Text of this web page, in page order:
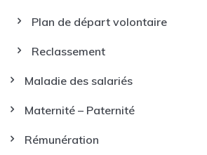
Plan de départ volontaire
Reclassement
Maladie des salariés
Maternité – Paternité
Rémunération